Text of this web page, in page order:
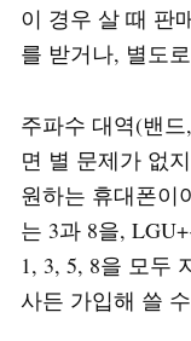
이 경우 살 때 판
를 받거나, 별도
주파수 대역(밴
면 별 문제가 없
원하는 휴대폰이
는 3과 8을,
1, 3, 5, 8을 모두
사든 가입해 쓸